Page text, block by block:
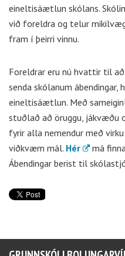
eineltisáætlun skólans.
við foreldra og telur
fram í þeirri vinnu.
Foreldrar eru nú hvattir til
senda skólanum ábendingar,
eineltisáætlun. Með
stuðlað að öruggu, jákvæðu
fyrir alla nemendur með
viðkvæm mál. Hér
má
Ábendingar berist til